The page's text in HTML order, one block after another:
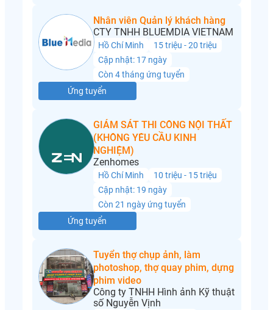
Nhân viên Quản lý khách hàng
CTY TNHH BLUEMDIA VIETNAM
Hồ Chí Minh
15 triệu - 20 triệu
Cập nhật: 17 ngày
Còn 4 tháng ứng tuyển
Ứng tuyển
GIÁM SÁT THI CÔNG NỘI THẤT
(KHÔNG YÊU CẦU KINH
NGHIỆM)
Zenhomes
Hồ Chí Minh
10 triệu - 15 triệu
Cập nhật: 19 ngày
Còn 21 ngày ứng tuyển
Ứng tuyển
Tuyển thợ chụp ảnh, làm
photoshop, thợ quay phim, dựng
phim video
Công ty TNHH Hình ảnh Kỹ thuật
số Nguyễn Vịnh